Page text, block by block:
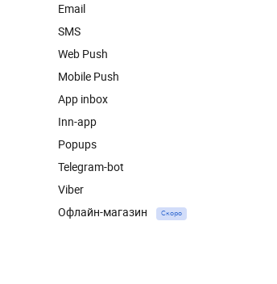
Email
SMS
Web Push
Mobile Push
App inbox
Inn-app
Popups
Telegram-bot
Viber
Офлайн-магазин
Скоро